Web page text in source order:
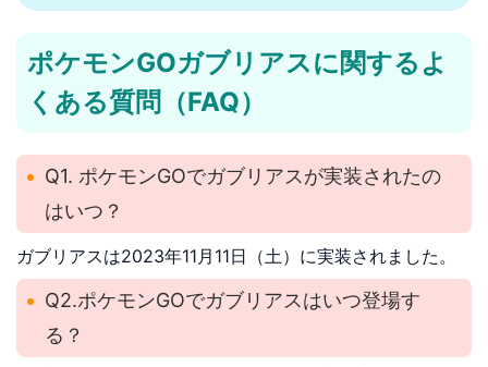
ポケモンGOガブリアスに関するよ
くある質問（FAQ）
Q1. ポケモンGOでガブリアスが実装されたの
はいつ？
ガブリアスは2023年11月11日（土）に実装されました。
Q2.ポケモンGOでガブリアスはいつ登場す
る？